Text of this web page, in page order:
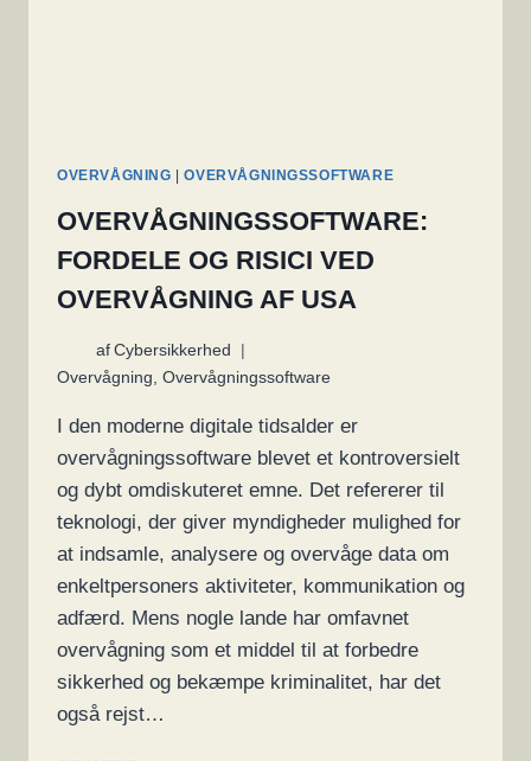
OVERVÅGNING |OVERVÅGNINGSSOFTWARE
OVERVÅGNINGSSOFTWARE:
FORDELE OG RISICI VED
OVERVÅGNING AF USA
af Cybersikkerhed
Overvågning Overvågningssoftware
I den moderne digitale tidsalder er
overvågningssoftware blevet et kontroversielt
og dybt omdiskuteret emne. Det refererer til
teknologi, der giver myndigheder mulighed for
at indsamle, analysere og overvåge data om
enkeltpersoners aktiviteter, kommunikation og
adfærd. Mens nogle lande har omfavnet
overvågning som et middel til at forbedre
sikkerhed og bekæmpe kriminalitet, har det
også rejst…